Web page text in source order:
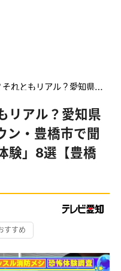
ミステリータウン・豊橋市で聞いた「人生一番の恐怖体験」8選【豊橋市】
リアル？愛知県
ン・豊橋市で聞
験」8選【豊橋
すすめ